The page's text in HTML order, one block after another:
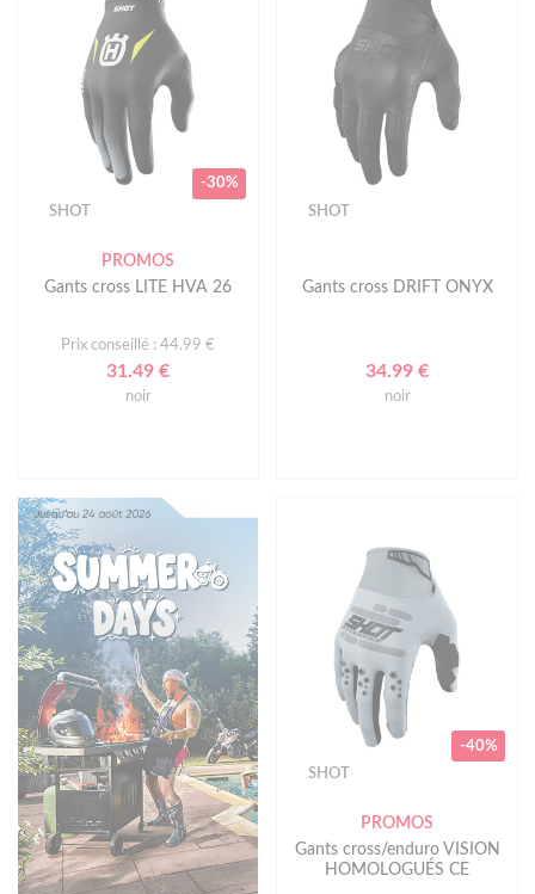
-30%
SHOT
PROMOS
Gants cross LITE HVA 26
Prix conseillé : 44.99 €
31.49 €
noir
SHOT
Gants cross DRIFT ONYX
34.99 €
noir
-40%
SHOT
PROMOS
Gants cross/enduro VISION
HOMOLOGUÉS CE